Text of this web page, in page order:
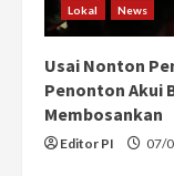
Lokal News
Usai Nonton
Penonton Akui
Membosankan
Editor PI 07/